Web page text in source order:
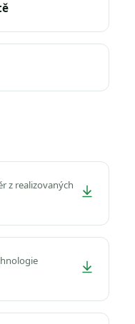
z realizovaných